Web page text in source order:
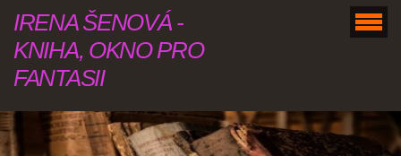
IRENA ŠENOVÁ -
KNIHA, OKNO PRO
FANTASII